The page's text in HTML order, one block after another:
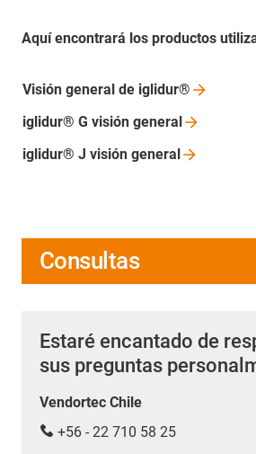
Aquí encontrará los productos
Visión general de iglidur®
iglidur® G visión general
iglidur® J visión general
Consultas
Estaré encantado de
sus preguntas
Vendortec Chile
+56 - 22 710 58 25